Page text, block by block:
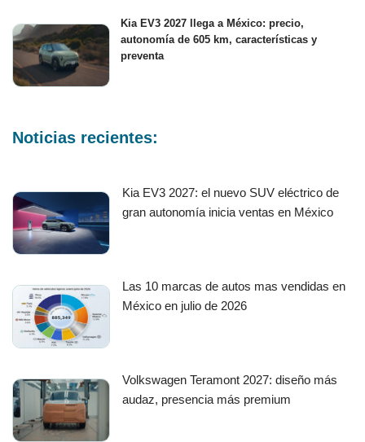
Kia EV3 2027 llega a México: precio,
autonomía de 605 km, características y
preventa
Noticias recientes:
Kia EV3 2027: el nuevo SUV eléctrico de
gran autonomía inicia ventas en México
Las 10 marcas de autos mas vendidas en
México en julio de 2026
Volkswagen Teramont 2027: diseño más
audaz, presencia más premium